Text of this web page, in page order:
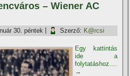
– Wiener AC
30. péntek Szerző: K@rcsi
Egy kattintás
ide a
folytatáshoz....
→